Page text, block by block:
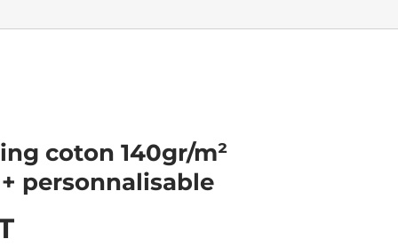
coton 140gr/m²
+ personnalisable